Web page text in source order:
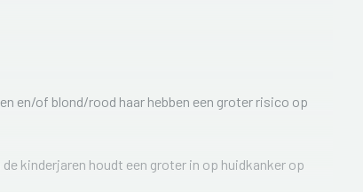
en/of blond/rood haar hebben een groter risico op
kinderjaren houdt een groter in op huidkanker op